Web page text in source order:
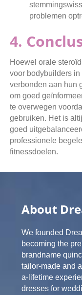
problemen
4.
Hoewel orale
voor bodybuilders
verbonden aan hun
om goed
te overwegen
gebruiken. Het is
goed
professionele
fitnessdoelen.
About
We founded
becoming the
brandname
tailor-made and
a-lifetime
dresses for